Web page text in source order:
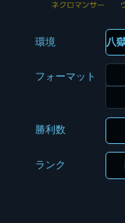
環境
フォーマット
勝利数
ランク